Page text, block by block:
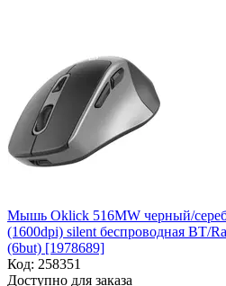
Мышь Oklick 516MW черный/
(1600dpi) silent беспроводная BT/
(6but) [1978689]
Код: 258351
Доступно для заказа